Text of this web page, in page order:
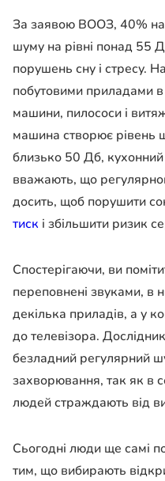
За заявою ВООЗ, 40%
шуму на рівні понад 55
порушень сну і стресу.
побутовими приладами
машини, пилососи і
машина створює рівень
близько 50 Дб,
вважають, що
досить, щоб порушити
тиск і збільшити ризик
Спостерігаючи, ви
переповнені звуками, в
декілька приладів, а у
до телевізора.
безладний регулярний
захворювання, так як в
людей страждають від
Сьогодні люди ще самі
тим, що вибирають